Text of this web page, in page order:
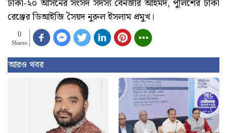
ঢাকা-২০ আসনের সংসদ সদস্য বেনজীর আহমদ, পুলিশের ঢাকা
রেঞ্জের ডিআইজি সৈয়দ নুরুল ইসলাম প্রমুখ।
0
Shares
আরও খবর